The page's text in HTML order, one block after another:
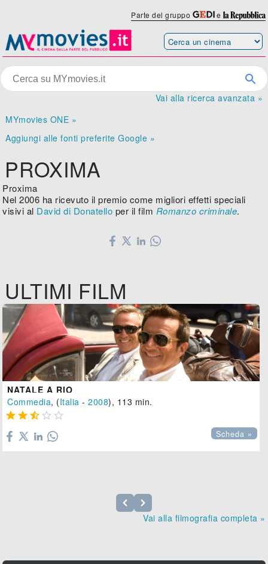
Parte del gruppo e
Vai alla ricerca avanzata »
MYmovies ONE »
Aggiungi alle fonti preferite Google »
PROXIMA
Proxima
Nel 2006 ha ricevuto il premio come migliori effetti speciali
visivi al David di Donatello per il film Romanzo criminale.
ULTIMI FILM
NATALE A RIO
Commedia, (Italia -2008), 113 min.
    
Scheda »
Vai alla filmografia completa »